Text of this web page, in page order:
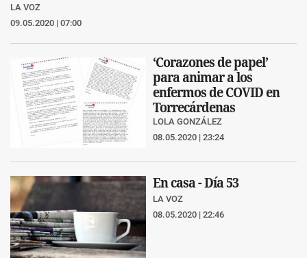
LA VOZ
09.05.2020 | 07:00
‘Corazones de papel’
para animar a los
enfermos de COVID en
Torrecárdenas
LOLA GONZÁLEZ
08.05.2020 | 23:24
En casa - Día 53
LA VOZ
08.05.2020 | 22:46